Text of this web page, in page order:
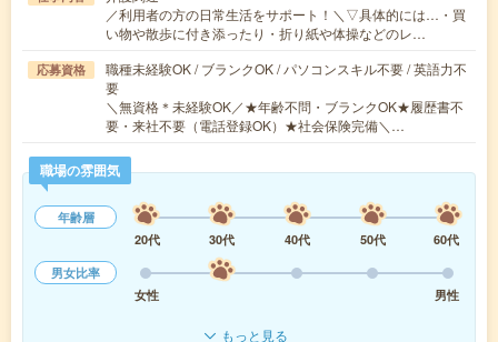
／利用者の方の日常生活をサポート！＼▽具体的には…・買
い物や散歩に付き添ったり・折り紙や体操などのレ…
応募資格
職種未経験OK / ブランクOK / パソコンスキル不要 / 英語力不
要
＼無資格＊未経験OK／★年齢不問・ブランクOK★履歴書不
要・来社不要（電話登録OK）★社会保険完備＼…
職場の雰囲気
年齢層
20代
30代 40代 50代
60代
男女比率
女性
男性
もっと見る